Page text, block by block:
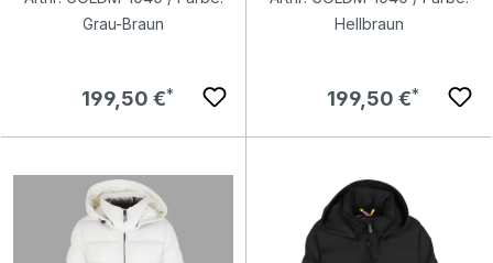
Grau-Braun
Regulärer Preis:
199,50 €
Hellbraun
Regulärer Preis:
199,50 €